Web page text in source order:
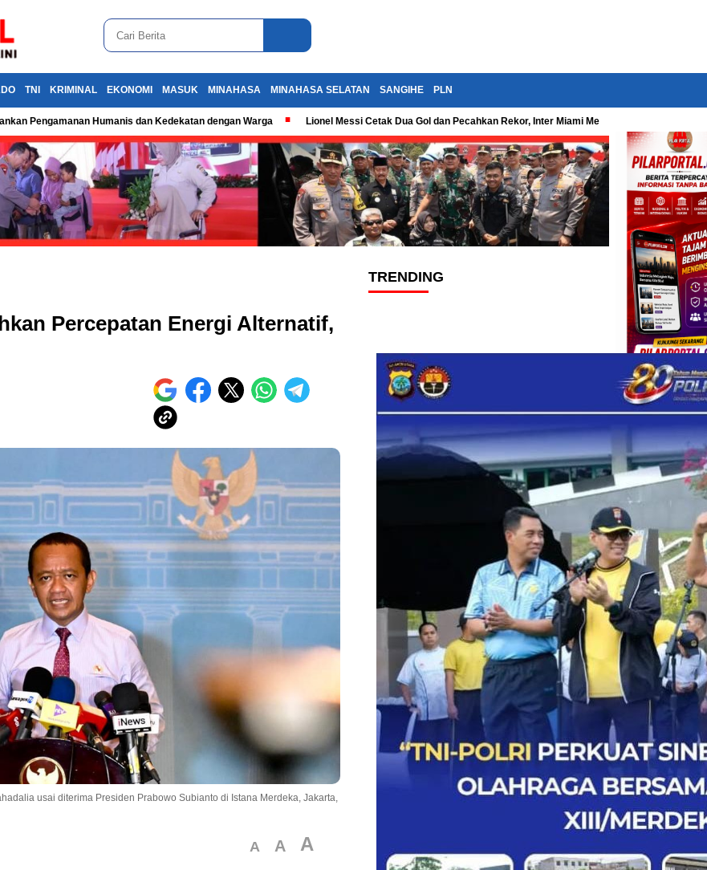
TNI KRIMINAL EKONOMI MASUK MINAHASA MINAHASA SELATAN SANGIHE PLN
Pengamanan Humanis dan Kedekatan dengan Warga Lionel Messi Cetak Dua Gol dan Pecahkan Rekor, Inter Miami Menang Dramatis di
Percepatan Energi Alternatif,
usai diterima Presiden Prabowo Subianto di Istana Merdeka, Jakarta,
A A A
TRENDING